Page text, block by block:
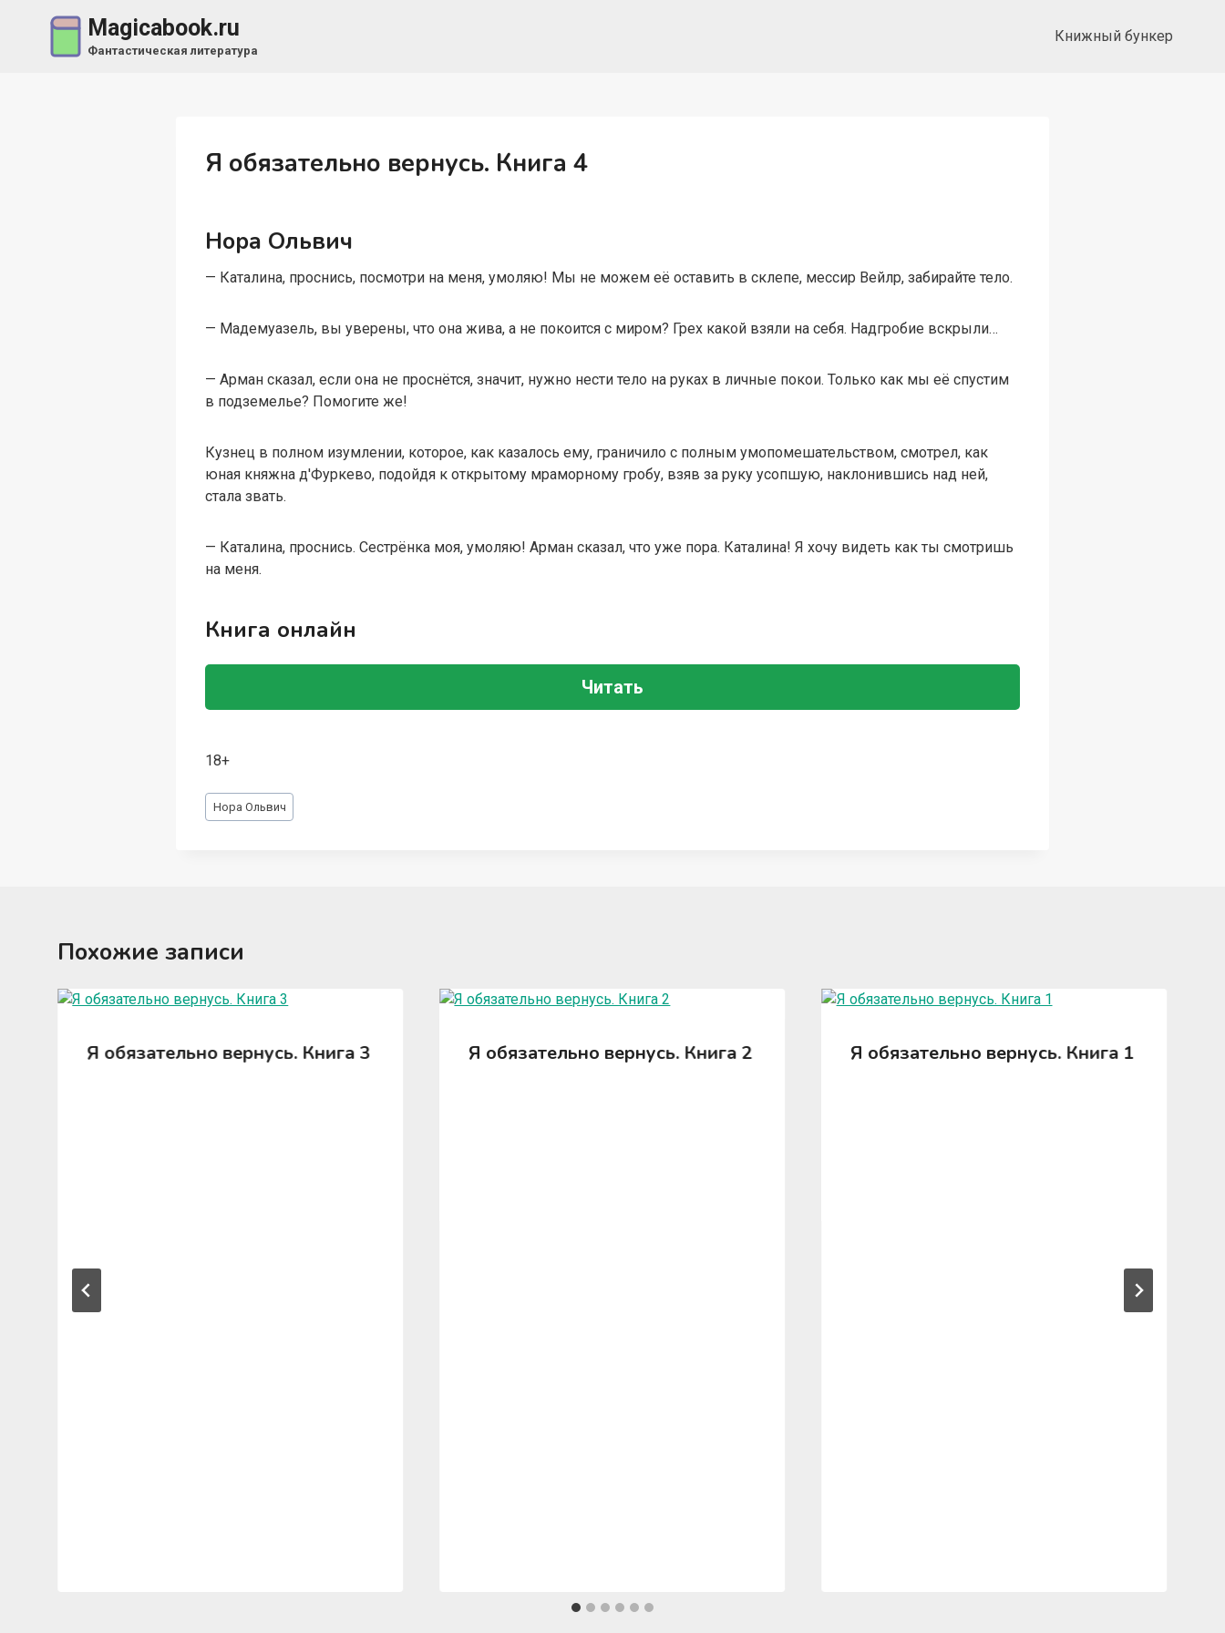
содержимому
Magicabook.ru
Фантастическая литература
Книжный бункер
Я обязательно вернусь. Книга 4
Нора Ольвич
— Каталина, проснись, посмотри на меня, умоляю! Мы не можем её оставить в склепе, мессир Вейлр, забирайте тело.
— Мадемуазель, вы уверены, что она жива, а не покоится с миром? Грех какой взяли на себя. Надгробие вскрыли…
— Арман сказал, если она не проснётся, значит, нужно нести тело на руках в личные покои. Только как мы её спустим
в подземелье? Помогите же!
Кузнец в полном изумлении, которое, как казалось ему, граничило с полным умопомешательством, смотрел, как
юная княжна д'Фуркево, подойдя к открытому мраморному гробу, взяв за руку усопшую, наклонившись над ней,
стала звать.
— Каталина, проснись. Сестрёнка моя, умоляю! Арман сказал, что уже пора. Каталина! Я хочу видеть как ты смотришь
на меня.
Книга онлайн
Читать
18+
Метки
записи:
Нора Ольвич
Похожие записи
Я обязательно вернусь. Книга 3 Я обязательно вернусь. Книга 2 Я обязательно вернусь. Книга 1